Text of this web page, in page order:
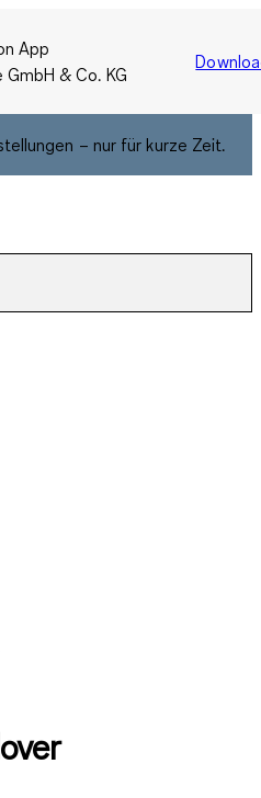
App
& Co. KG
– nur für kurze Zeit.